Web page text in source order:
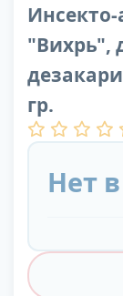
"Вихрь",
гр.
Нет